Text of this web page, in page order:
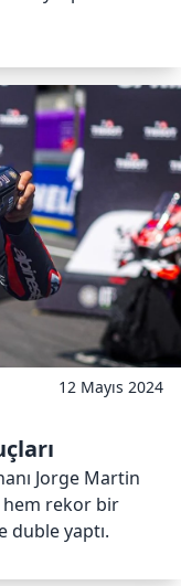
12 Mayıs 2024
Jorge Martin
hem rekor bir
duble yaptı.